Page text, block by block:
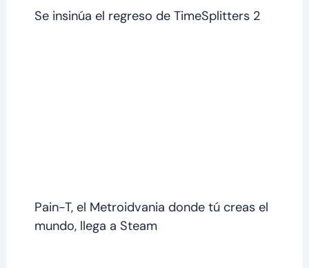
Se insinúa el regreso de TimeSplitters 2
Pain-T, el Metroidvania donde tú creas el
mundo, llega a Steam